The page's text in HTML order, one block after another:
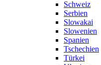
Schweiz
Serbien
Slowakai
Slowenien
Spanien
Tschechien
Türkei